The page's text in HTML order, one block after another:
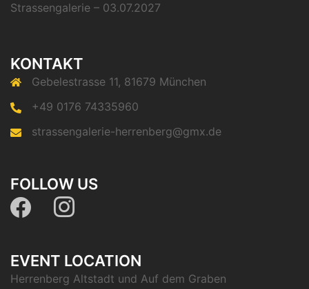
Strassengalerie – 03.07.2027
KONTAKT
Gebelestrasse 11, 81679 München
+49 0176 74335960
strassengalerie-herrenberg@gmx.de
FOLLOW US
EVENT LOCATION
Herrenberg Altstadt und Auf dem Graben